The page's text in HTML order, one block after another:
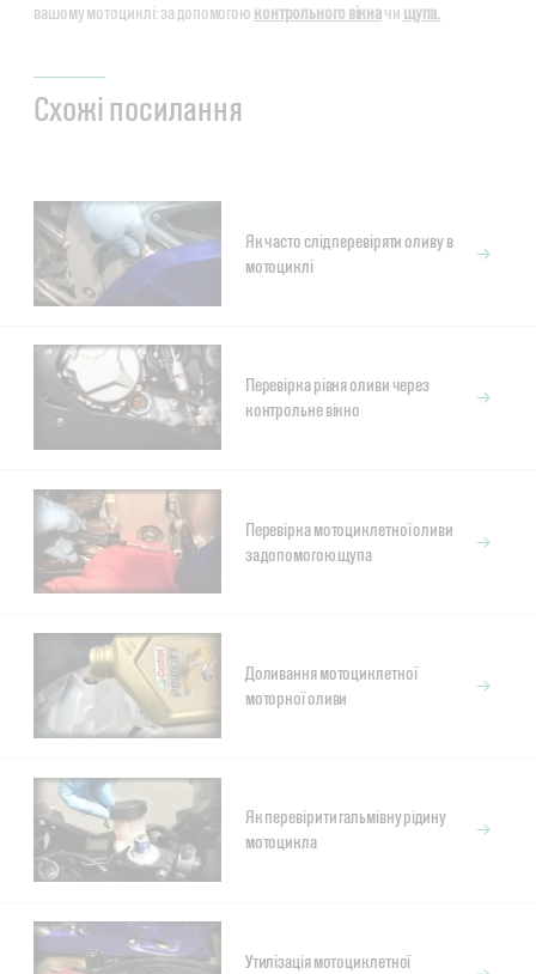
вашому мотоциклі: за допомогою контрольного вікначи щупа.
Схожі посилання
Як часто слід перевіряти оливу в
мотоциклі
Перевірка рівня оливи через
контрольне вікно
Перевірка мотоциклетної оливи
за допомогою щупа
Доливання мотоциклетної
моторної оливи
Як перевірити гальмівну рідину
мотоцикла
Утилізація мотоциклетної